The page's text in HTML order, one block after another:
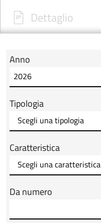
Dettaglio
Modulo tab_ricerca_form
Anno
Tipologia
Caratteristica
Da numero